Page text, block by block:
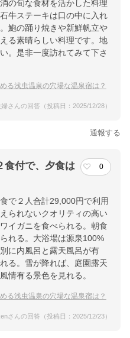
の旬な食材を活かした料理
牛ステーキは口の中に入れ
鮑の踊り焼きや新鮮帆立や
る素晴らしい料理です。地
。是非一度訪れてみて下さ
る浅虫温泉の穴場な温泉宿は？
さんの回答（投稿日：2025/12/28）
通報する
食付で、夕食は
0
で２人合計29,000円で利用
られないクオリティの高い
イガニを食べられる。朝食
れる。大浴場は源泉100%
に内風呂と露天風呂が有
る。雪が降れば、庭園露天
情有る景色を見れる。
る浅虫温泉の穴場な温泉宿は？
さんの回答（投稿日：2025/12/23）